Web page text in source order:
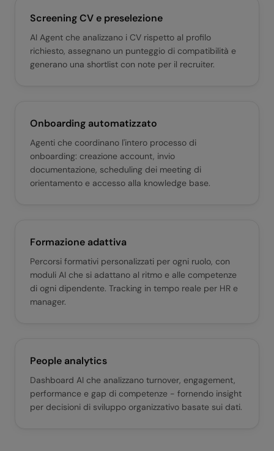
Screening CV e preselezione
AI Agent che analizzano i CV rispetto al profilo
richiesto, assegnano un punteggio di compatibilità e
generano una shortlist con note per il recruiter.
Onboarding automatizzato
Agenti che coordinano l'intero processo di
onboarding: creazione account, invio
documentazione, scheduling dei meeting di
orientamento e accesso alla knowledge base.
Formazione adattiva
Percorsi formativi personalizzati per ogni ruolo, con
moduli AI che si adattano al ritmo e alle competenze
di ogni dipendente. Tracking in tempo reale per HR e
manager.
People analytics
Dashboard AI che analizzano turnover, engagement,
performance e gap di competenze - fornendo insight
per decisioni di sviluppo organizzativo basate sui dati.